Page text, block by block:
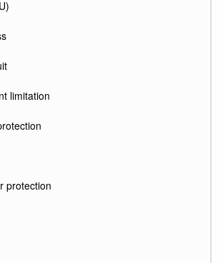
limitation
protection